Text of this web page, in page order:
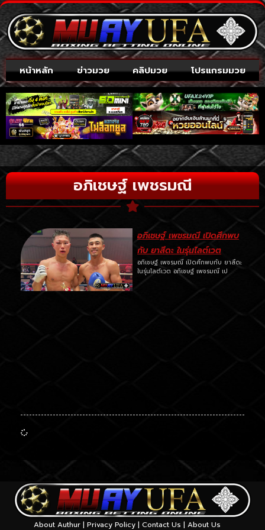
หน้าหลัก ข่าวมวย คลิปมวย โปรแกรมมวย
อภิเชษฐ์ เพชรมณี
อภิเชษฐ์ เพชรมณี เปิดศึกพบ
กับ ยาสึดะ ในรุ่นไลต์เวต
อภิเชษฐ์ เพชรมณี เปิดศึกพบกับ ยาสึดะ
ในรุ่นไลต์เวต อภิเชษฐ์ เพชรมณี เป
About Authur| Privacy Policy| Contact Us | About Us